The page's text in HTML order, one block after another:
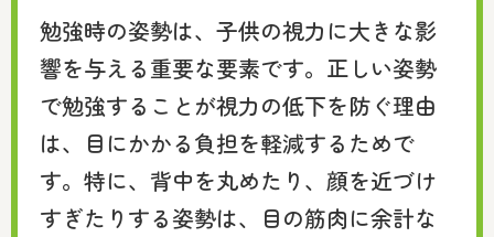
勉強時の姿勢は、子供の視力に大きな影
響を与える重要な要素です。正しい姿勢
で勉強することが視力の低下を防ぐ理由
は、目にかかる負担を軽減するためで
す。特に、背中を丸めたり、顔を近づけ
すぎたりする姿勢は、目の筋肉に余計な